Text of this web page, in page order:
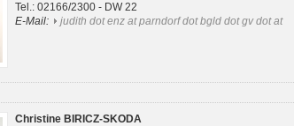
Tel.: 02166/2300 - DW 22
E-Mail:
judith dot enz at parndorf dot bgld dot gv dot at
Christine BIRICZ-SKODA